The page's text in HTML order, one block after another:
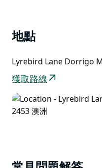
夜幕降臨時，聆聽南方鴞
地點
Lyrebird Lane Dorrigo
獲取路線